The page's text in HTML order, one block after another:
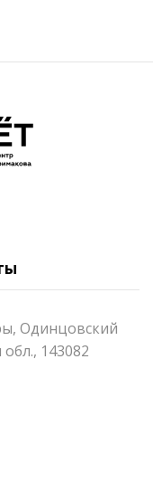
Одинцовский
143082